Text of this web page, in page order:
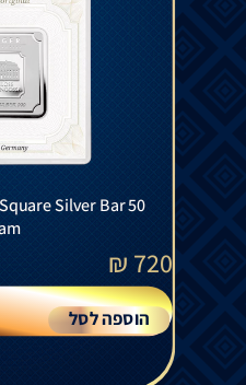
Silver Bar 50
720
₪
הוספה לסל